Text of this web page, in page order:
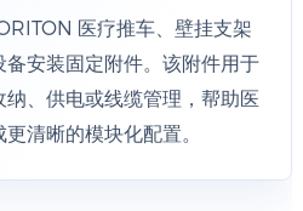
医疗推车、壁挂支架
安装固定附件。该附件用于
、供电或线缆管理，帮助医
清晰的模块化配置。